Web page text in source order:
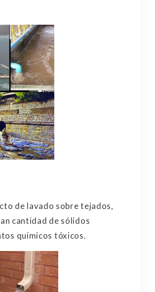
de lavado sobre tejados,
cantidad de sólidos
químicos tóxicos.